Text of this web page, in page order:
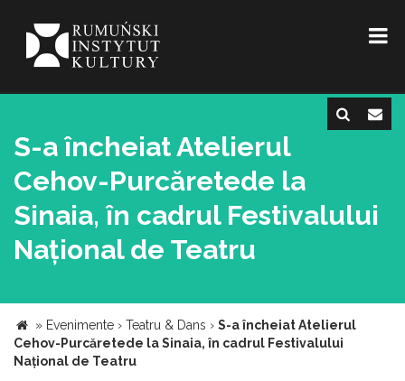
S-a încheiat Atelierul
Cehov-Purcăretede la
Sinaia, în cadrul Festivalului
Național de Teatru
» Evenimente › Teatru & Dans › S-a încheiat Atelierul
Cehov-Purcăretede la Sinaia, în cadrul Festivalului
Național de Teatru